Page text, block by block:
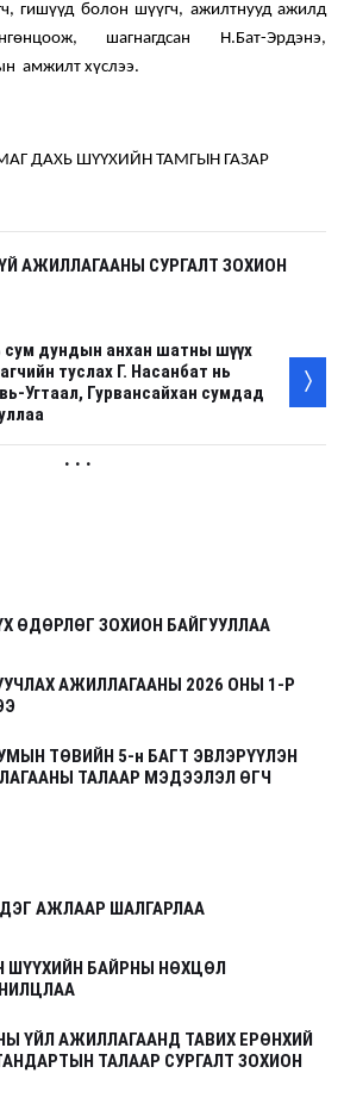
гишүүд болон шүүгч, ажилтнууд ажилд
шагнагдсан Н.Бат-Эрдэнэ,
амжилт хүслээ.
ДАХЬ ШҮҮХИЙН ТАМГЫН ГАЗАР
АЖИЛЛАГААНЫ СУРГАЛТ ЗОХИОН
сум дундын анхан шатны шүүх
туслах Г. Насанбат нь
Угтаал, Гурвансайхан сумдад
. . .
ӨДӨРЛӨГ ЗОХИОН БАЙГУУЛЛАА
АЖИЛЛАГААНЫ 2026 ОНЫ 1-Р
ТӨВИЙН 5-н БАГТ ЭВЛЭРҮҮЛЭН
ТАЛААР МЭДЭЭЛЭЛ ӨГЧ
АЖЛААР ШАЛГАРЛАА
ШҮҮХИЙН БАЙРНЫ НӨХЦӨЛ
ҮЙЛ АЖИЛЛАГААНД ТАВИХ ЕРӨНХИЙ
ТАЛААР СУРГАЛТ ЗОХИОН